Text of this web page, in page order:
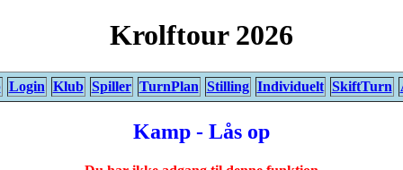
Krolftour 2026
Login Klub Spiller TurnPlan Stilling Individuelt SkiftTurn
Kamp - Lås op